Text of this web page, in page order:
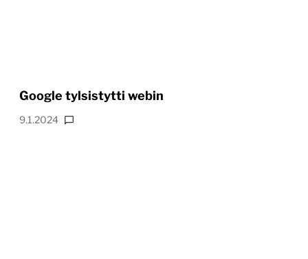
Google tylsistytti webin
9.1.2024